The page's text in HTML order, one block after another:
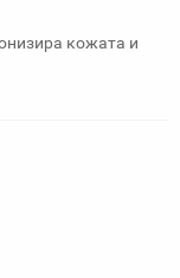
кожата и